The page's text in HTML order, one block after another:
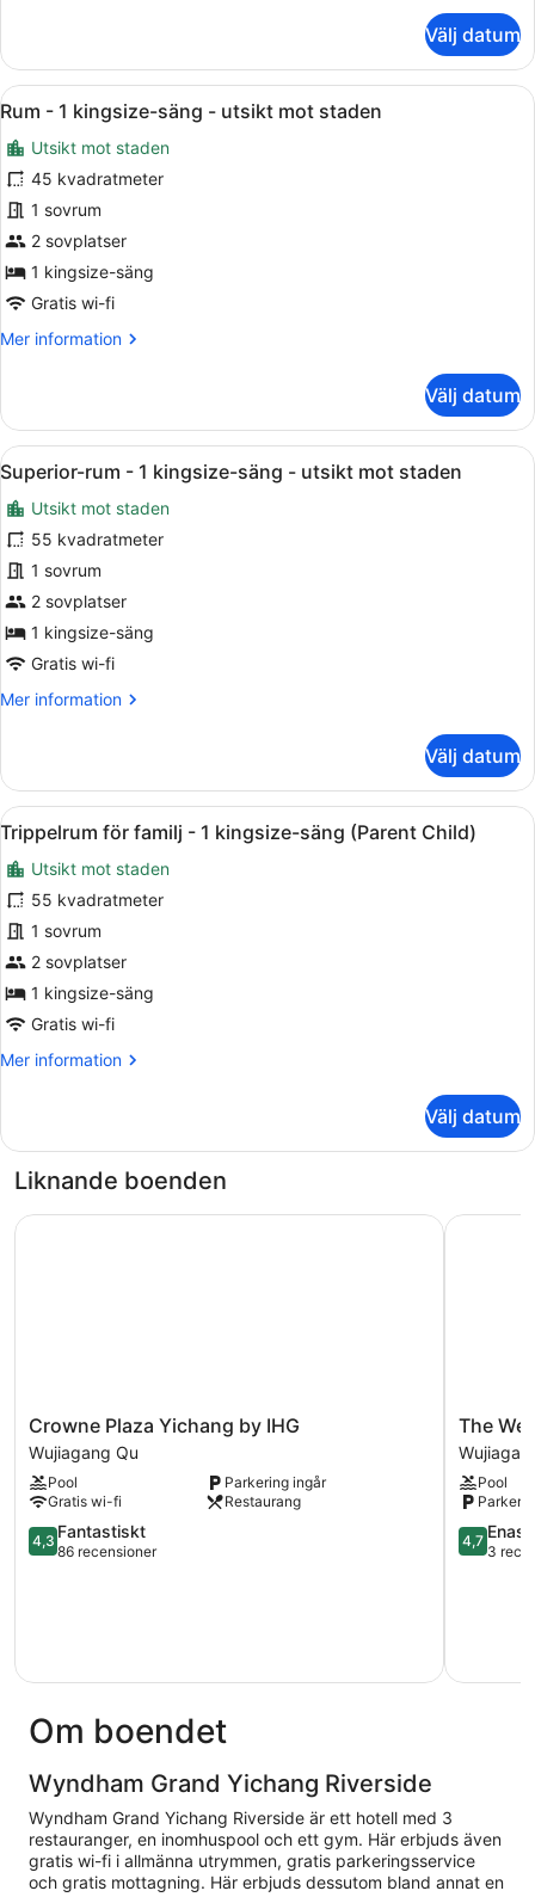
floden
-
kingsize-
utsikt
mot
floden
Välj datum
Öppna
alla
foton
för
Rum
-
1
kingsize-
säng
-
staden
Rum - 1 kingsize-säng - utsikt
7
Rum - 1 kingsize-säng - utsikt mot staden
Utsikt mot staden
45 kvadratmeter
1 sovrum
2 sovplatser
1 kingsize-säng
Gratis wi-fi
Mer information
Mer
-
kingsize-
säng
utsikt
mot
staden
Välj datum
Öppna
alla
foton
för
Superior-
rum
-
kingsize-
säng
mot
staden
Ett modernt hotellrum med en
6
Superior-rum - 1 kingsize-säng - utsikt mot staden
Utsikt mot staden
55 kvadratmeter
1 sovrum
2 sovplatser
1 kingsize-säng
Gratis wi-fi
Mer information
Mer
rum
1
kingsize-
säng
utsikt
mot
staden
Välj datum
Öppna
alla
foton
för
Trippelrum
för
familj
kingsize-
Child)
Trippelrum för familj - 1 kingsize-
9
Trippelrum för familj - 1 kingsize-säng (Parent Child)
Utsikt mot staden
55 kvadratmeter
1 sovrum
2 sovplatser
1 kingsize-säng
Gratis wi-fi
Mer information
Mer
för
kingsize-
Välj datum
Liknande boenden
Crowne
Plaza
Yichang
by
IHG
Wujiagang
Qu
Crowne Plaza Yichang by IHG
Wujiagang Qu
Pool
Parkering ingår
Gratis wi-fi
Restaurang
4.3
av
4,3 Fantastiskt
86 recensioner
Crowne Plaza Yichang by IHG
The
Westin
Yichang
Qu
The
Pool
4.7
av
4,7
3
The
Om boendet
Wyndham Grand Yichang Riverside
Wyndham Grand Yichang Riverside är ett hotell med 3
restauranger, en inomhuspool och ett gym. Här erbjuds även
gratis wi-fi i allmänna utrymmen, gratis parkeringsservice
och gratis mottagning. Här erbjuds dessutom bland annat en